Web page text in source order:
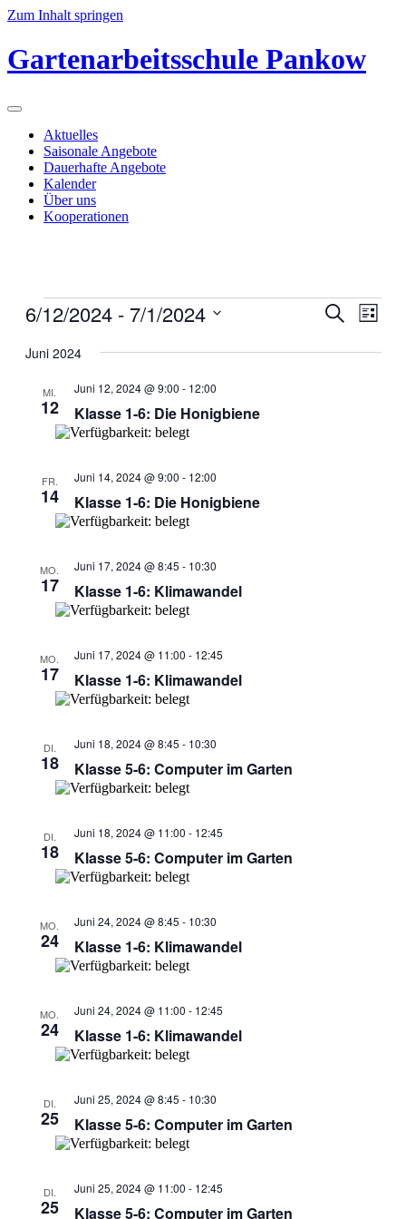
Zum Inhalt springen
Gartenarbeitsschule Pankow
Aktuelles
Saisonale Angebote
Dauerhafte Angebote
Kalender
Über uns
Kooperationen
Veranstaltungen
und
Suche
Liste
6/12/2024 - 7/1/2024
wählen.
Juni 2024
MI.
12
Juni 12, 2024 @ 9:00 - 12:00
Klasse 1-6: Die Honigbiene
FR.
14
Juni 14, 2024 @ 9:00 - 12:00
Klasse 1-6: Die Honigbiene
MO.
17
Juni 17, 2024 @ 8:45 - 10:30
Klasse 1-6: Klimawandel
MO.
17
Juni 17, 2024 @ 11:00 - 12:45
Klasse 1-6: Klimawandel
DI.
18
Juni 18, 2024 @ 8:45 - 10:30
Klasse 5-6: Computer im Garten
DI.
18
Juni 18, 2024 @ 11:00 - 12:45
Klasse 5-6: Computer im Garten
MO.
24
Juni 24, 2024 @ 8:45 - 10:30
Klasse 1-6: Klimawandel
MO.
24
Juni 24, 2024 @ 11:00 - 12:45
Klasse 1-6: Klimawandel
DI.
25
Juni 25, 2024 @ 8:45 - 10:30
Klasse 5-6: Computer im Garten
DI.
25
Juni 25, 2024 @ 11:00 - 12:45
Klasse 5-6: Computer im Garten